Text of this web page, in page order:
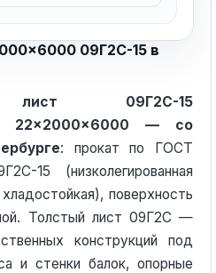
09Г2С-15 в
лист 09Г2С-15
22×2000×6000 — со
: прокат по ГОСТ
15 (низколегированная
поверхность
Толстый лист 09Г2С —
конструкций под
и стенки балок, опорные